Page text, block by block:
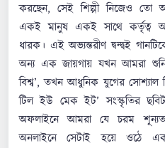
করছেন, সেই শিল্পী নিজেও তো
একই মানুষ একই সাথে কর্তৃত্ব
ধারক। এই অভ্যন্তরীণ দ্বন্দ্বই
অন্য এক জায়গায় যখন আমরা শুনি
বিশ্ব’, তখন আধুনিক যুগের সোশ্যাল
টিল ইউ মেক ইট’ সংস্কৃতির
অফলাইনে আমরা যে চরম
অনলাইনে সেটাই হয়ে ওঠে